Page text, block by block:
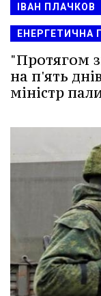
ІВАН ПЛАЧКОВ
ЕНЕРГЕТИЧНА
"Протягом
на п'ять
міністр